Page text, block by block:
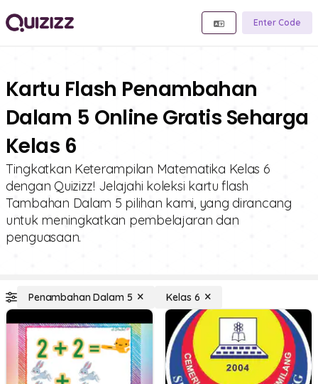
Enter Code
Kartu Flash Penambahan
Dalam 5 Online Gratis Seharga
Kelas 6
Tingkatkan Keterampilan Matematika Kelas 6
dengan Quizizz! Jelajahi koleksi kartu flash
Tambahan Dalam 5 pilihan kami, yang dirancang
untuk meningkatkan pembelajaran dan
penguasaan.
Penambahan Dalam 5 Kelas 6